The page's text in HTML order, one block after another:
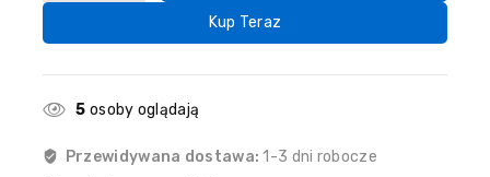
Kup Teraz
5 osoby oglądają
Przewidywana dostawa: 1-3 dni robocze